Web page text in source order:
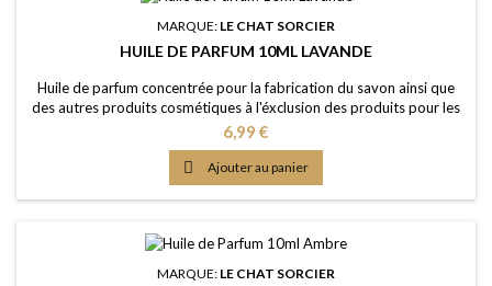
MARQUE: LE CHAT SORCIER
HUILE DE PARFUM 10ML LAVANDE
Huile de parfum concentrée pour la fabrication du savon ainsi que
des autres produits cosmétiques à l'éxclusion des produits pour les
lèvres ou la bouche Caractère: sans équivoque, riche, herbacé,
relaxant Couleur: Sans colorants - couleur naturelle: Incolorée
Dosage conseillé: 2% à 5% Certification: Certficat de conformité
IFRA 50e et analyse...
Prix
6,99 €
 Ajouter au panier
MARQUE: LE CHAT SORCIER